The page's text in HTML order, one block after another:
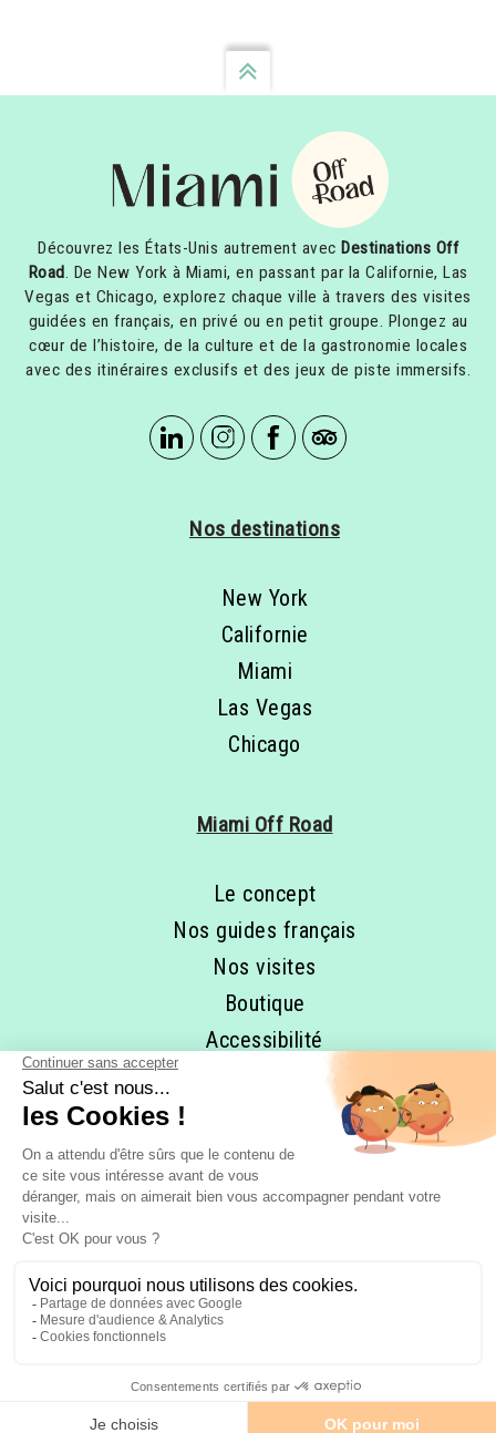
Découvrez les États-Unis autrement avec Destinations Off
Road . De New York à Miami, en passant par la Californie, Las
Vegas et Chicago, explorez chaque ville à travers des visites
guidées en français, en privé ou en petit groupe. Plongez au
cœur de l’histoire, de la culture et de la gastronomie locales
avec des itinéraires exclusifs et des jeux de piste immersifs.
Nos destinations
New York
Californie
Miami
Las Vegas
Chicago
Miami Off Road
Le concept
Nos guides français
Nos visites
Boutique
Accessibilité
RESTONS EN CONTACT ET
NEWSLETTER
FAITES MOI RÊVER!
Mentions légales
-CGV - Politique de
confidentialité